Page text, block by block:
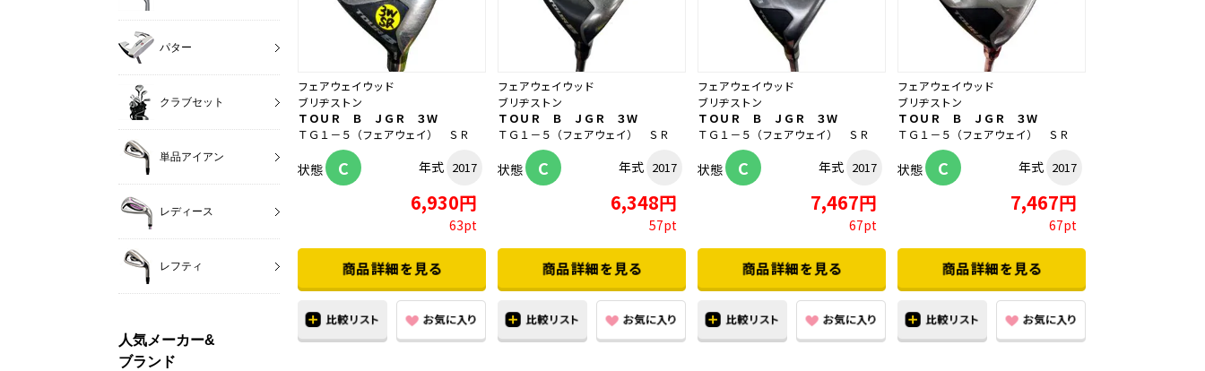
フェアウェイウッド
ブリヂストン
ＴＯＵＲ Ｂ ＪＧＲ ３Ｗ
ＴＧ１－５（フェアウェイ） ＳＲ
状態 C 年式 2017
6,930円
63pt
フェアウェイウッド
ブリヂストン
ＴＯＵＲ Ｂ ＪＧＲ ３Ｗ
ＴＧ１－５（フェアウェイ） ＳＲ
状態 C 年式 2017
6,348円
57pt
フェアウェイウッド
ブリヂストン
ＴＯＵＲ Ｂ ＪＧＲ ３Ｗ
ＴＧ１－５（フェアウェイ） ＳＲ
状態 C 年式 2017
7,467円
67pt
フェアウェイウッド
ブリヂストン
ＴＯＵＲ Ｂ ＪＧＲ ３Ｗ
ＴＧ１－５（フェアウェイ） ＳＲ
状態 C 年式 2017
7,467円
67pt
パター
クラブセット
単品アイアン
レディース
レフティ
人気メーカー&
ブランド